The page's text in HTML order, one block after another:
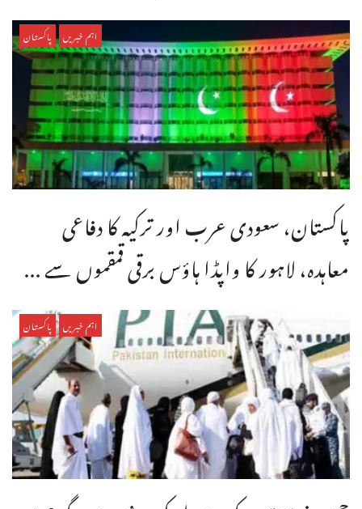
اہم خبریں پاکستان
پاکستان، سعودی عرب اور ترکیہ کا دفاعی
معاہدہ، لاہور کا واپڈا ہاؤس برقی قمقموں سے ...
اہم خبریں پاکستان